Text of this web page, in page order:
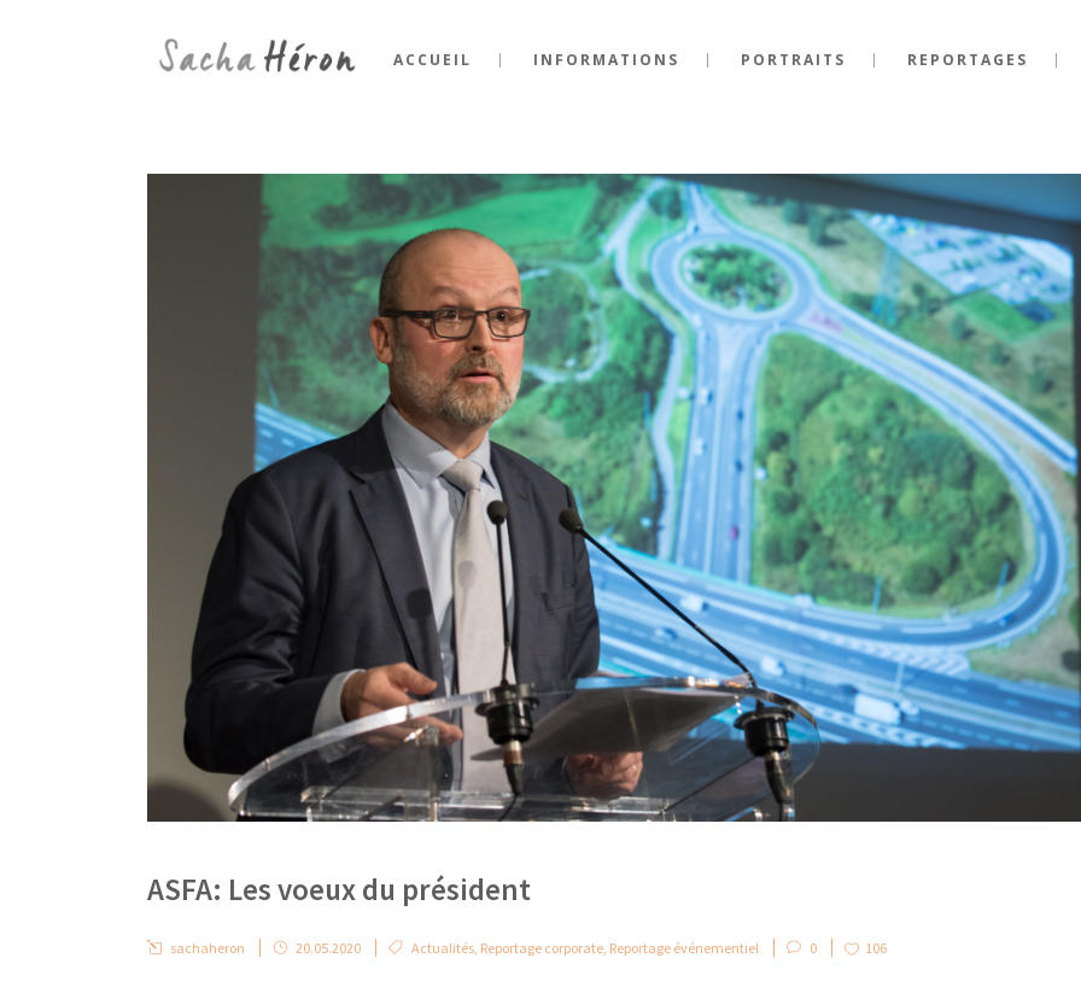
ACCUEIL INFORMATIONS PORTRAITS REPORTAGES
ASFA: Les voeux du président
sachaheron 20.05.2020 Actualités, Reportage corporate, Reportage événementiel 0 106